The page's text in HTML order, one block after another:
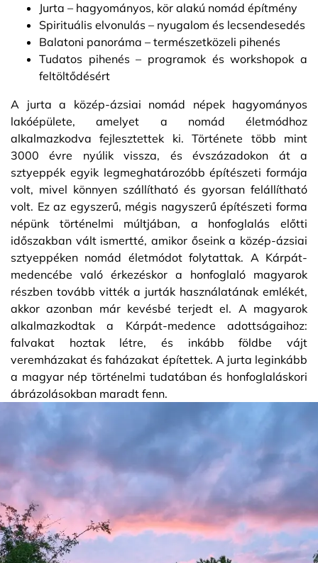
Jurta – hagyományos, kör alakú nomád építmény
Spirituális elvonulás – nyugalom és lecsendesedés
Balatoni panoráma – természetközeli pihenés
Tudatos pihenés – programok és workshopok a
feltöltődésért
A jurta a közép-ázsiai nomád népek hagyományos
lakóépülete, amelyet a nomád életmódhoz
alkalmazkodva fejlesztettek ki. Története több mint
3000 évre nyúlik vissza, és évszázadokon át a
sztyeppék egyik legmeghatározóbb építészeti formája
volt, mivel könnyen szállítható és gyorsan felállítható
volt. Ez az egyszerű, mégis nagyszerű építészeti forma
népünk történelmi múltjában, a honfoglalás előtti
időszakban vált ismertté, amikor őseink a közép-ázsiai
sztyeppéken nomád életmódot folytattak. A Kárpát-
medencébe való érkezéskor a honfoglaló magyarok
részben tovább vitték a jurták használatának emlékét,
akkor azonban már kevésbé terjedt el. A magyarok
alkalmazkodtak a Kárpát-medence adottságaihoz:
falvakat hoztak létre, és inkább földbe vájt
veremházakat és faházakat építettek. A jurta leginkább
a magyar nép történelmi tudatában és honfoglaláskori
ábrázolásokban maradt fenn.